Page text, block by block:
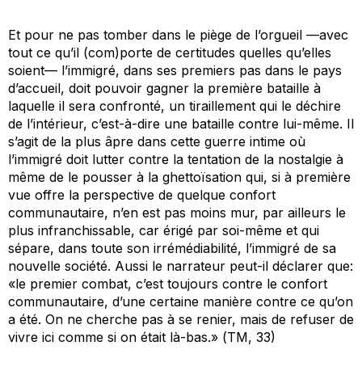
Et pour ne pas tomber dans le piège de l’orgueil —avec
tout ce qu’il (com)porte de certitudes quelles qu’elles
soient— l’immigré, dans ses premiers pas dans le pays
d’accueil, doit pouvoir gagner la première bataille à
laquelle il sera confronté, un tiraillement qui le déchire
de l’intérieur, c’est-à-dire une bataille contre lui-même. Il
s’agit de la plus âpre dans cette guerre intime où
l’immigré doit lutter contre la tentation de la nostalgie à
même de le pousser à la ghettoïsation qui, si à première
vue offre la perspective de quelque confort
communautaire, n’en est pas moins mur, par ailleurs le
plus infranchissable, car érigé par soi-même et qui
sépare, dans toute son irrémédiabilité, l’immigré de sa
nouvelle société. Aussi le narrateur peut-il déclarer que:
«le premier combat, c’est toujours contre le confort
communautaire, d’une certaine manière contre ce qu’on
a été. On ne cherche pas à se renier, mais de refuser de
vivre ici comme si on était là-bas.» (TM, 33)